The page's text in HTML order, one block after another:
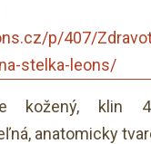
p/407/
stelka-leons/
kožený, klin
anatomicky